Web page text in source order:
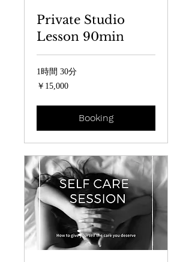
Private Studio
Lesson 90min
1時間 30分
15,000
円
￥15,000
Booking